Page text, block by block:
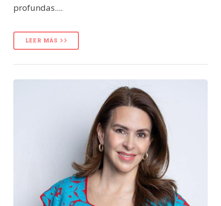
profundas....
LEER MÁS